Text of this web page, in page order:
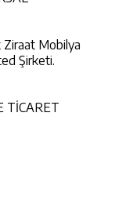
Ziraat Mobilya
Şirketi.
TİCARET